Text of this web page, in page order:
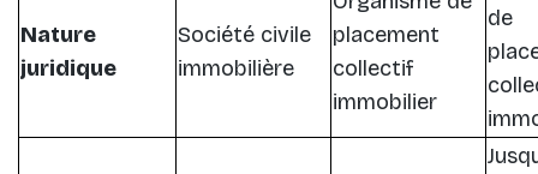
Nature
juridique
Société civile
immobilière
placement
collectif
immobilier
de